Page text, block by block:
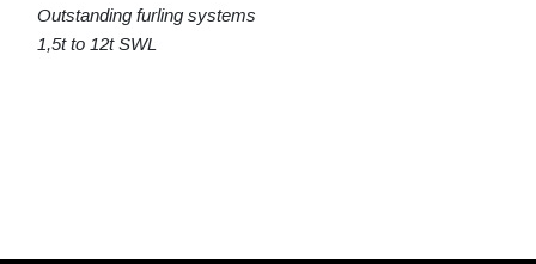
Outstanding furling systems
1,5t to 12t SWL